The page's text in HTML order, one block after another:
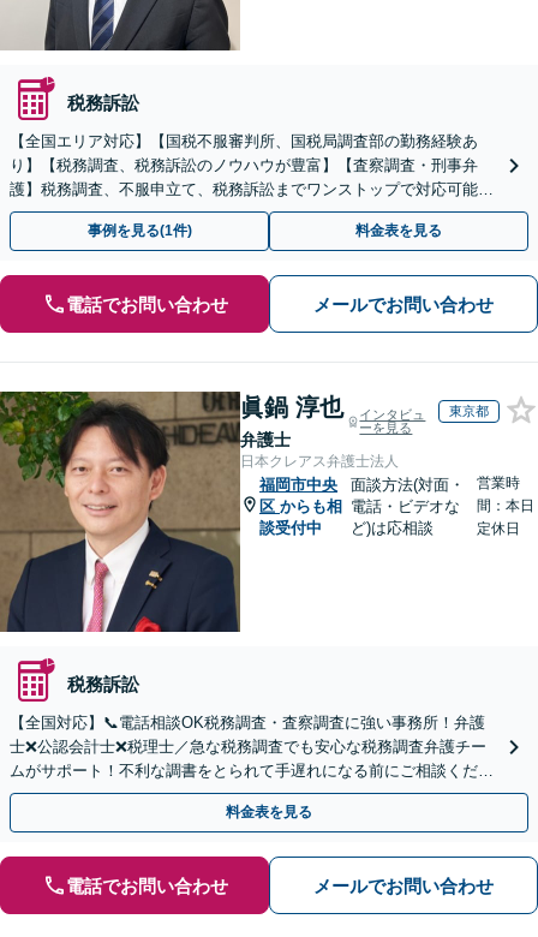
税務訴訟
【全国エリア対応】【国税不服審判所、国税局調査部の勤務経験あ
り】【税務調査、税務訴訟のノウハウが豊富】【査察調査・刑事弁
護】税務調査、不服申立て、税務訴訟までワンストップで対応可能！
事業承継にも対応【休日・夜間相談可】
事例を見る(1件) 料金表を見る
電話でお問い合わせ メールでお問い合わせ
眞鍋 淳也
弁護士
インタビュ
ーを見る
東京都
日本クレアス弁護士法人
福岡市中央
区 からも相
談受付中
面談方法(対面・
電話・ビデオな
ど)は応相談
営業時
間：本日
定休日
税務訴訟
【全国対応】📞電話相談OK税務調査・査察調査に強い事務所！弁護
士❌公認会計士❌税理士／急な税務調査でも安心な税務調査弁護チー
ムがサポート！不利な調書をとられて手遅れになる前にご相談くださ
い。
料金表を見る
電話でお問い合わせ メールでお問い合わせ